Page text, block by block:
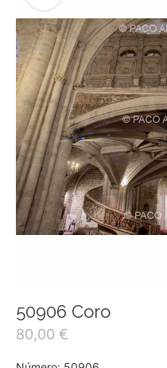
50906 Coro
80,00 €